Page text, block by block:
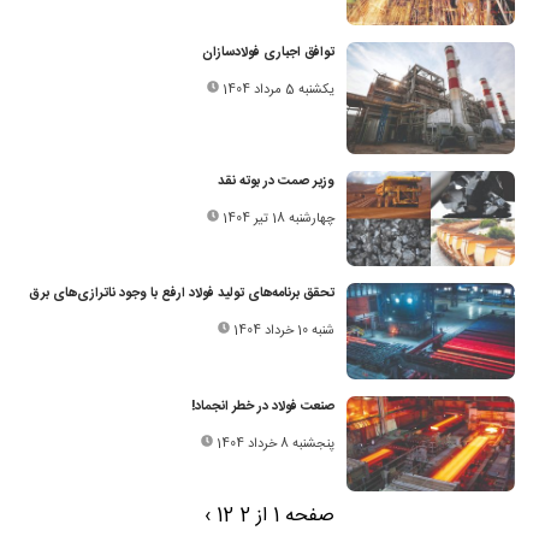
توافق اجباری فولادسازان
یکشنبه 5 مرداد 1404
وزیر صمت در بوته نقد
چهارشنبه 18 تیر 1404
تحقق برنامه‌های تولید فولاد ارفع با وجود ناترازی‌های برق
شنبه 10 خرداد 1404
صنعت فولاد در خطر انجماد!
پنجشنبه 8 خرداد 1404
صفحه 1 از 2 12
›